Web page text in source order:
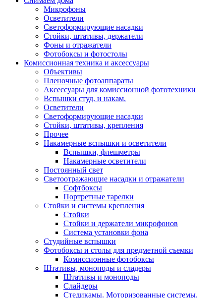
Микрофоны
Осветители
Светоформирующие насадки
Стойки, штативы, держатели
Фоны и отражатели
Фотобоксы и фотостолы
Комиссионная техника и аксессуары
Объективы
Пленочные фотоаппараты
Аксессуары для комиссионной фототехники
Вспышки студ. и накам.
Осветители
Светоформирующие насадки
Стойки, штативы, крепления
Прочее
Накамерные вспышки и осветители
Вспышки, флешметры
Накамерные осветители
Постоянный свет
Светоотражающие насадки и отражатели
Софтбоксы
Портретные тарелки
Стойки и системы крепления
Стойки
Стойки и держатели микрофонов
Система установки фона
Студийные вспышки
Фотобоксы и столы для предметной съемки
Комиссионные фотобоксы
Штативы, моноподы и сладеры
Штативы и моноподы
Слайдеры
Стедикамы. Моторизованные системы.